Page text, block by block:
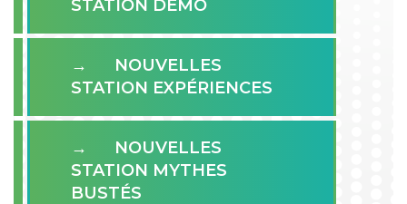
STATION DÉMO
NOUVELLES
STATION EXPÉRIENCES
NOUVELLES
STATION MYTHES
BUSTÉS